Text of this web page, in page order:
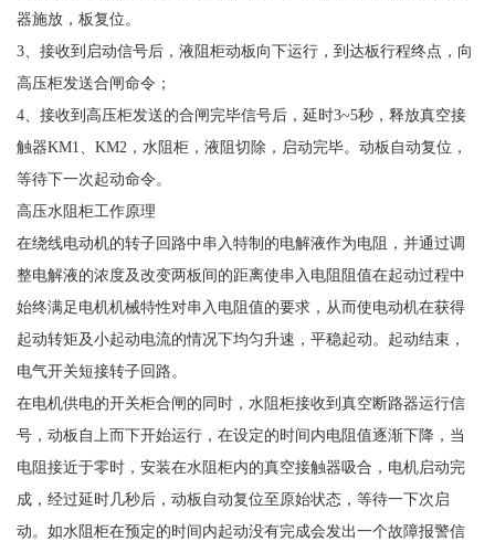
器施放，板复位。
3、接收到启动信号后，液阻柜动板向下运行，到达板行程终点，向
高压柜发送合闸命令；
4、接收到高压柜发送的合闸完毕信号后，延时3~5秒，释放真空接
触器KM1、KM2，水阻柜，液阻切除，启动完毕。动板自动复位，
等待下一次起动命令。
高压水阻柜工作原理
在绕线电动机的转子回路中串入特制的电解液作为电阻，并通过调
整电解液的浓度及改变两板间的距离使串入电阻阻值在起动过程中
始终满足电机机械特性对串入电阻值的要求，从而使电动机在获得
起动转矩及小起动电流的情况下均匀升速，平稳起动。起动结束，
电气开关短接转子回路。
在电机供电的开关柜合闸的同时，水阻柜接收到真空断路器运行信
号，动板自上而下开始运行，在设定的时间内电阻值逐渐下降，当
电阻接近于零时，安装在水阻柜内的真空接触器吸合，电机启动完
成，经过延时几秒后，动板自动复位至原始状态，等待一下次启
动。如水阻柜在预定的时间内起动没有完成会发出一个故障报警信